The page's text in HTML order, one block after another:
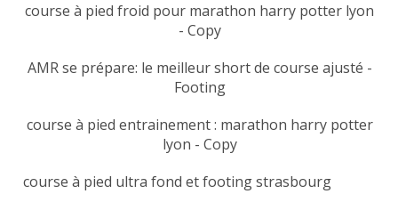
course à pied froid pour marathon harry potter lyon
- Copy
AMR se prépare: le meilleur short de course ajusté -
Footing
course à pied entrainement : marathon harry potter
lyon - Copy
course à pied ultra fond et footing strasbourg